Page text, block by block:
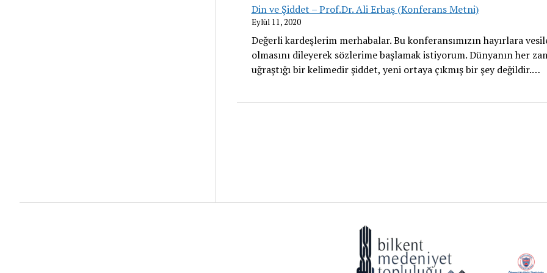
Din ve Şiddet – Prof.Dr. Ali Erbaş (Konferans Metni)
Eylül 11, 2020
Değerli kardeşlerim merhabalar. Bu konferansımızın hayırlara
olmasını dileyerek sözlerime başlamak istiyorum. Dünyanın her
uğraştığı bir kelimedir şiddet, yeni ortaya çıkmış bir şey değildir.…